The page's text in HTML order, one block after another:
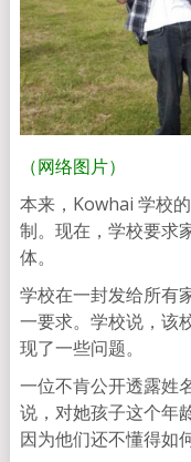
（网络图片）
本来，Kowhai 学校
制。现在，学校要求
体。
学校在一封发给所有
一要求。学校说，该
现了一些问题。
一位不肯公开透露姓
说，对她孩子这个年
因为他们还不懂得如